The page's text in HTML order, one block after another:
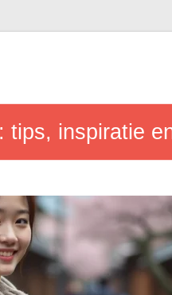
tips, inspiratie